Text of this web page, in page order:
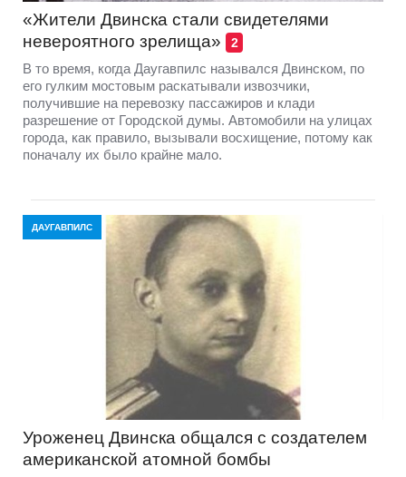
«Жители Двинска стали свидетелями
невероятного зрелища»
2
В то время, когда Даугавпилс назывался Двинском, по
его гулким мостовым раскатывали извозчики,
получившие на перевозку пассажиров и клади
разрешение от Городской думы. Автомобили на улицах
города, как правило, вызывали восхищение, потому как
поначалу их было крайне мало.
ДАУГАВПИЛС
Уроженец Двинска общался с создателем
американской атомной бомбы